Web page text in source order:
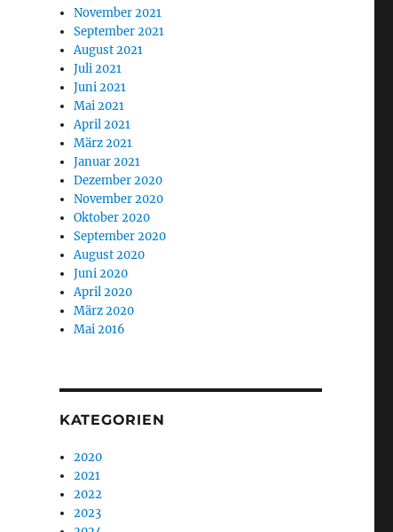
November 2021
September 2021
August 2021
Juli 2021
Juni 2021
Mai 2021
April 2021
März 2021
Januar 2021
Dezember 2020
November 2020
Oktober 2020
September 2020
August 2020
Juni 2020
April 2020
März 2020
Mai 2016
KATEGORIEN
2020
2021
2022
2023